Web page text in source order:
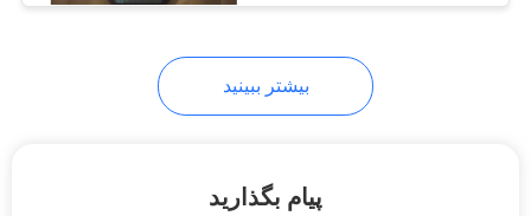
بیشتر ببینید
پیام بگذارید